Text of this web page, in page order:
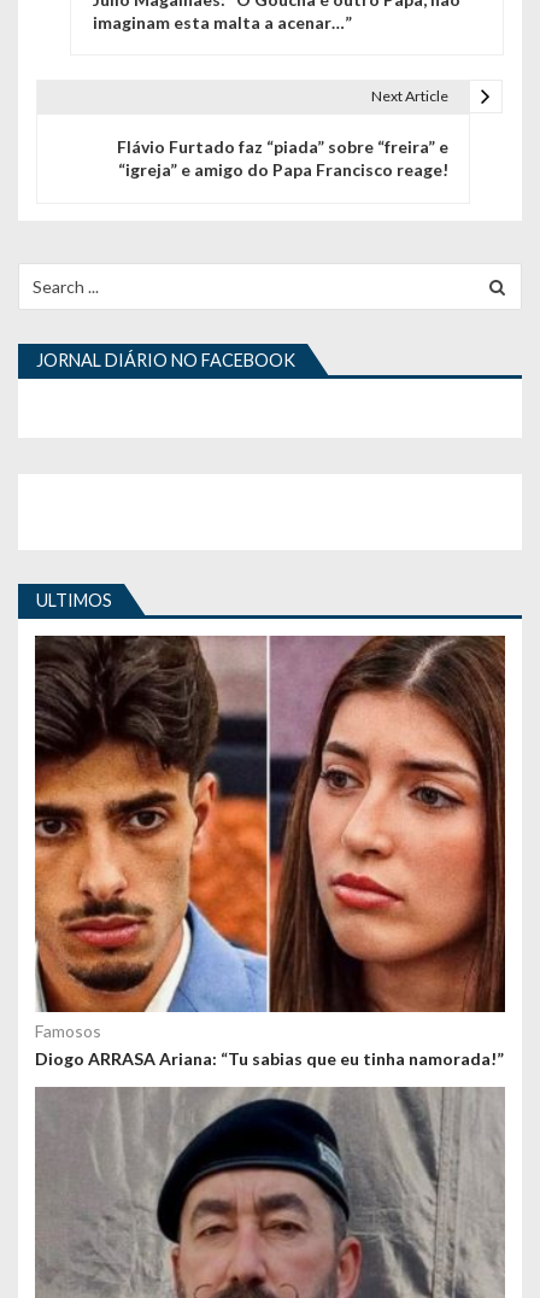
ã
o
d
i
g
o
s
imaginam esta malta a acenar…”
Next Article
Flávio Furtado faz “piada” sobre “freira” e
“igreja” e amigo do Papa Francisco reage!
for:
JORNAL DIÁRIO NO FACEBOOK
ULTIMOS
Famosos
Diogo ARRASA Ariana: “Tu sabias que eu tinha namorada!”